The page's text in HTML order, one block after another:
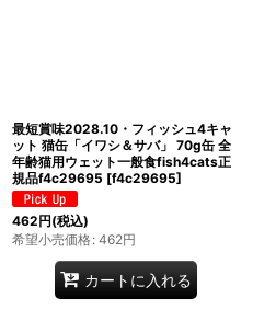
最短賞味2028.10・フィッシュ4キャ
ット 猫缶「イワシ＆サバ」 70g缶 全
年齢猫用ウェット一般食fish4cats正
規品f4c29695 [f4c29695]
462円(税込)
希望小売価格: 462円
カートに入れる